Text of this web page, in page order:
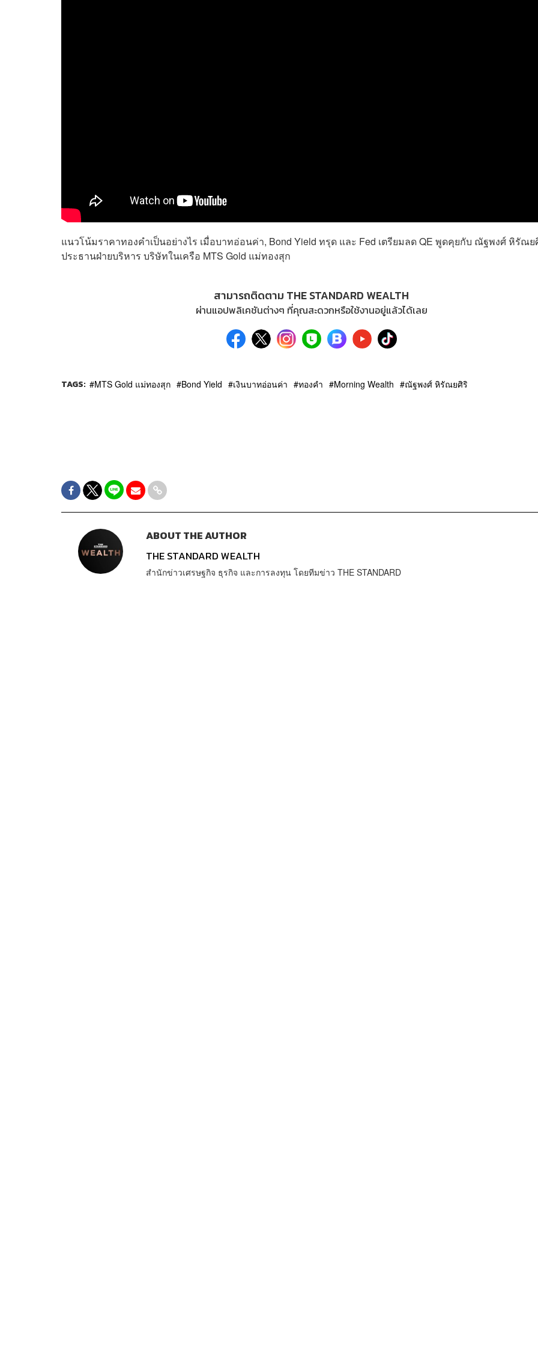
แนวโน้มราคาทองคำเป็นอย่างไร เมื่อบาทอ่อนค่า, Bond Yield ทรุด และ Fed เตรียมลด QE พูดคุยกับ ณัฐพงศ์ หิรัณย
ประธานฝ่ายบริหาร บริษัทในเครือ MTS Gold แม่ทองสุก
สามารถติดตาม THE STANDARD WEALTH
ผ่านแอปพลิเคชันต่างๆ ที่คุณสะดวกหรือใช้งานอยู่แล้วได้เลย
TAGS: MTS Gold แม่ทองสุก Bond Yield เงินบาทอ่อนค่า ทองคำ Morning Wealth ณัฐพงศ์ หิรัณยศิริ
ABOUT THE AUTHOR
THE STANDARD WEALTH
สำนักข่าวเศรษฐกิจ ธุรกิจ และการลงทุน โดยทีมข่าว THE STANDARD